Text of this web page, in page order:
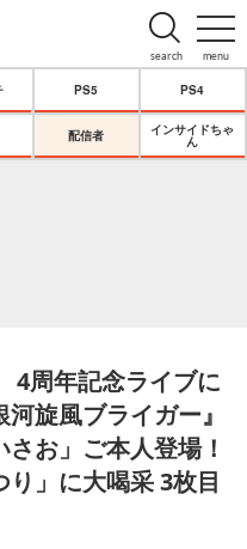
menu
search
PS5 PS4
配信者
インサイドちゃ
ん
4周年記念ライブに
旋風ブライガー』
お」ご本人登場！
」に大喝采 3枚目